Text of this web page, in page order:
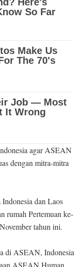
agar ASEAN
dengan mitra-mitra
dan Laos
rumah Pertemuan ke-
tahun ini.
di ASEAN, Indonesia
ASEAN Human